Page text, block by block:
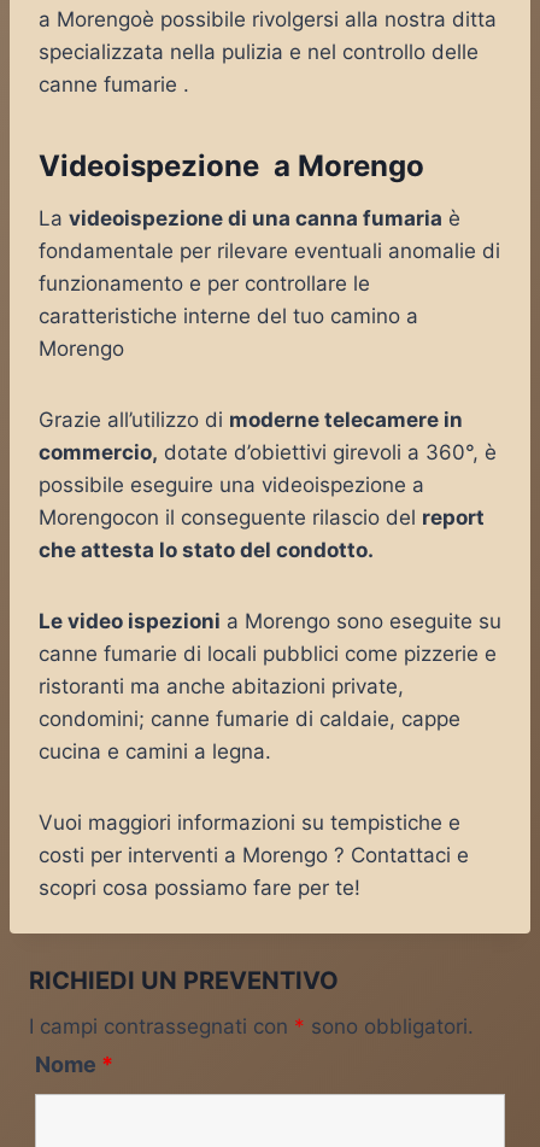
a Morengoè possibile rivolgersi alla nostra ditta
specializzata nella pulizia e nel controllo delle
canne fumarie .
Videoispezione a Morengo
La videoispezione di una canna fumaria è
fondamentale per rilevare eventuali anomalie di
funzionamento e per controllare le
caratteristiche interne del tuo camino a
Morengo
Grazie all’utilizzo di moderne telecamere in
commercio, dotate d’obiettivi girevoli a 360°, è
possibile eseguire una videoispezione a
Morengocon il conseguente rilascio del report
che attesta lo stato del condotto.
Le video ispezioni a Morengo sono eseguite su
canne fumarie di locali pubblici come pizzerie e
ristoranti ma anche abitazioni private,
condomini; canne fumarie di caldaie, cappe
cucina e camini a legna.
Vuoi maggiori informazioni su tempistiche e
costi per interventi a Morengo ? Contattaci e
scopri cosa possiamo fare per te!
RICHIEDI UN PREVENTIVO
I campi contrassegnati con * sono obbligatori.
Nome *